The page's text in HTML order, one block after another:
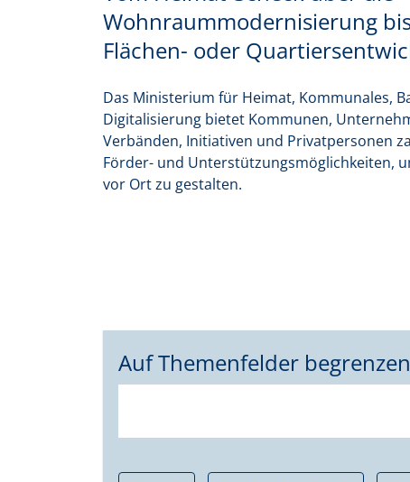
Wohnraummodernisierung
Flächen- oder
Das Ministerium für Heimat, Kommunales,
Digitalisierung bietet Kommunen,
Verbänden, Initiativen und Privatpersonen
Förder- und Unterstützungsmöglichkeiten,
vor Ort zu gestalten.
Auf Themenfelder begrenzen